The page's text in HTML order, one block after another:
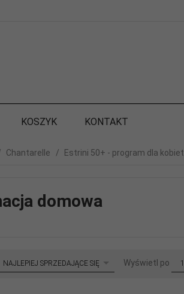
KOSZYK KONTAKT
Chantarelle Estrini 50+ - program dla
domowa
NAJLEPIEJ SPRZEDAJĄCE SIĘ Wyświetl po